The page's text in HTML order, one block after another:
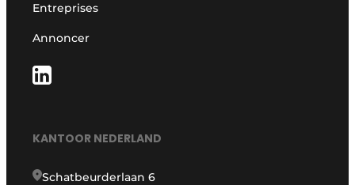
Entreprises
Annoncer
KANTOOR NEDERLAND
Schatbeurderlaan 6